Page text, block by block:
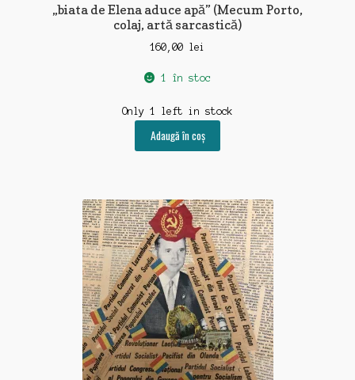
„biata de Elena aduce apă” (Mecum Porto,
colaj, artă sarcastică)
160,00 lei
1 în stoc
Only 1 left in stock
Adaugă în coș